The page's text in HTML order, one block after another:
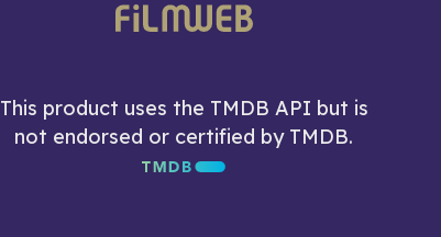
This product uses the TMDB API but is
not endorsed or certified by TMDB.